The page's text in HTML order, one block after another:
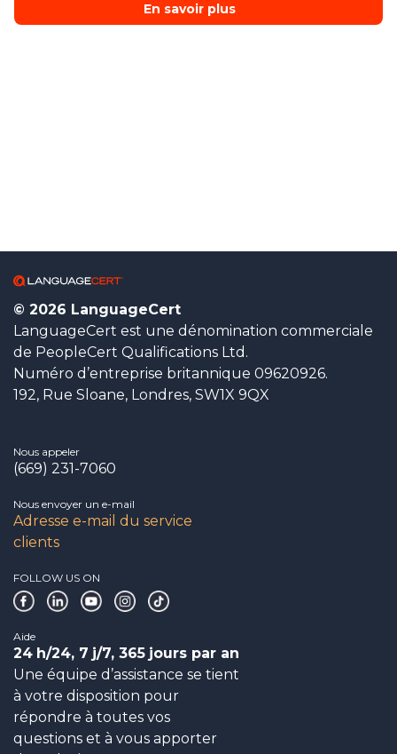
En savoir plus
© 2026 LanguageCert
LanguageCert est une dénomination commerciale
de PeopleCert Qualifications Ltd.
Numéro d’entreprise britannique 09620926.
192, Rue Sloane, Londres, SW1X 9QX
Nous appeler
(669) 231-7060
Nous envoyer un e-mail
Adresse e-mail du service
clients
FOLLOW US ON
Aide
24 h/24, 7 j/7, 365 jours par an
Une équipe d’assistance se tient
à votre disposition pour
répondre à toutes vos
questions et à vous apporter